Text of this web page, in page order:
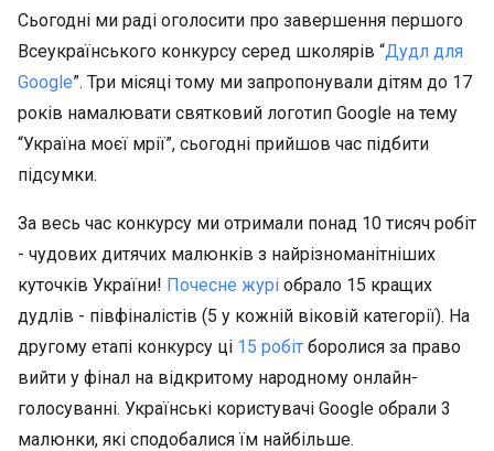
Сьогодні ми раді оголосити про завершення першого
Всеукраїнського конкурсу серед школярів “Дудл для
Google”. Три місяці тому ми запропонували дітям до 17
років намалювати святковий логотип Google на тему
“Україна моєї мрії”, сьогодні прийшов час підбити
підсумки.
За весь час конкурсу ми отримали понад 10 тисяч робіт
- чудових дитячих малюнків з найрізноманітніших
куточків України! Почесне журі обрало 15 кращих
дудлів - півфіналістів (5 у кожній віковій категорії). На
другому етапі конкурсу ці 15 робіт боролися за право
вийти у фінал на відкритому народному онлайн-
голосуванні. Українські користувачі Google обрали 3
малюнки, які сподобалися їм найбільше.